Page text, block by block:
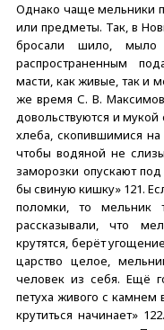
Однако чаще мельники
или предметы. Так, в
бросали шило, мыло
распространенным
масти, как живые, так и
же время С. В.
довольствуются и
хлеба, скопившимися
чтобы водяной не
заморозки опускают
бы свиную кишку» 121.
поломки, то мельник
рассказывали, что
крутятся, берёт
царство целое,
человек из себя. Ещё
петуха живого с камнем
крутиться начинает»